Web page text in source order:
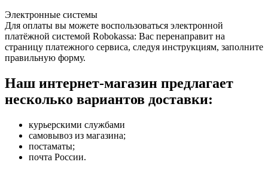
Электронные системы
Для оплаты вы можете воспользоваться электронной
платёжной системой Robokassa: Вас перенаправит на
страницу платежного сервиса, следуя инструкциям, заполните
правильную форму.
Наш интернет-магазин предлагает
несколько вариантов доставки:
курьерскими службами
самовывоз из магазина;
постаматы;
почта России.